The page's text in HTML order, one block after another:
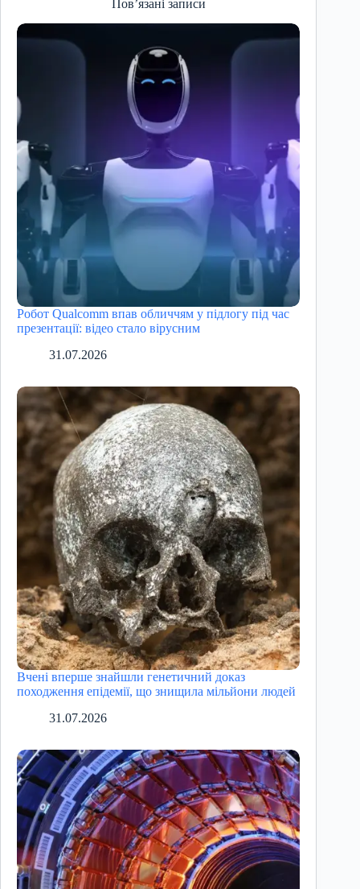
Пов’язані записи
Робот Qualcomm впав обличчям у підлогу під час
презентації: відео стало вірусним
31.07.2026
Вчені вперше знайшли генетичний доказ
походження епідемії, що знищила мільйони людей
31.07.2026